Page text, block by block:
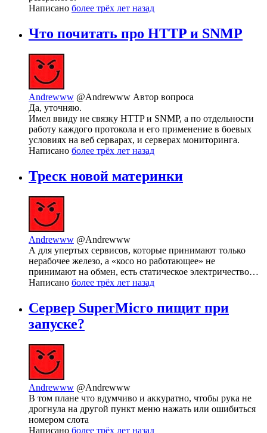
Написано более трёх лет назад
Что почитать про HTTP и SNMP
Andrewww @Andrewww Автор вопроса
Да, уточняю.
Имел ввиду не связку HTTP и SNMP, а по отдельности
работу каждого протокола и его применение в боевых
условиях на веб серварах, и серверах мониторинга.
Написано более трёх лет назад
Треск новой материнки
Andrewww @Andrewww
А для упертых сервисов, которые принимают только
нерабочее железо, а «косо но работающее» не
принимают на обмен, есть статическое электричество…
Написано более трёх лет назад
Сервер SuperMicro пищит при
запуске?
Andrewww @Andrewww
В том плане что вдумчиво и аккуратно, чтобы рука не
дрогнула на другой пункт меню нажать или ошибиться
номером слота
Написано более трёх лет назад